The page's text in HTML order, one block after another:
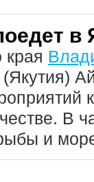
в
края
В
и